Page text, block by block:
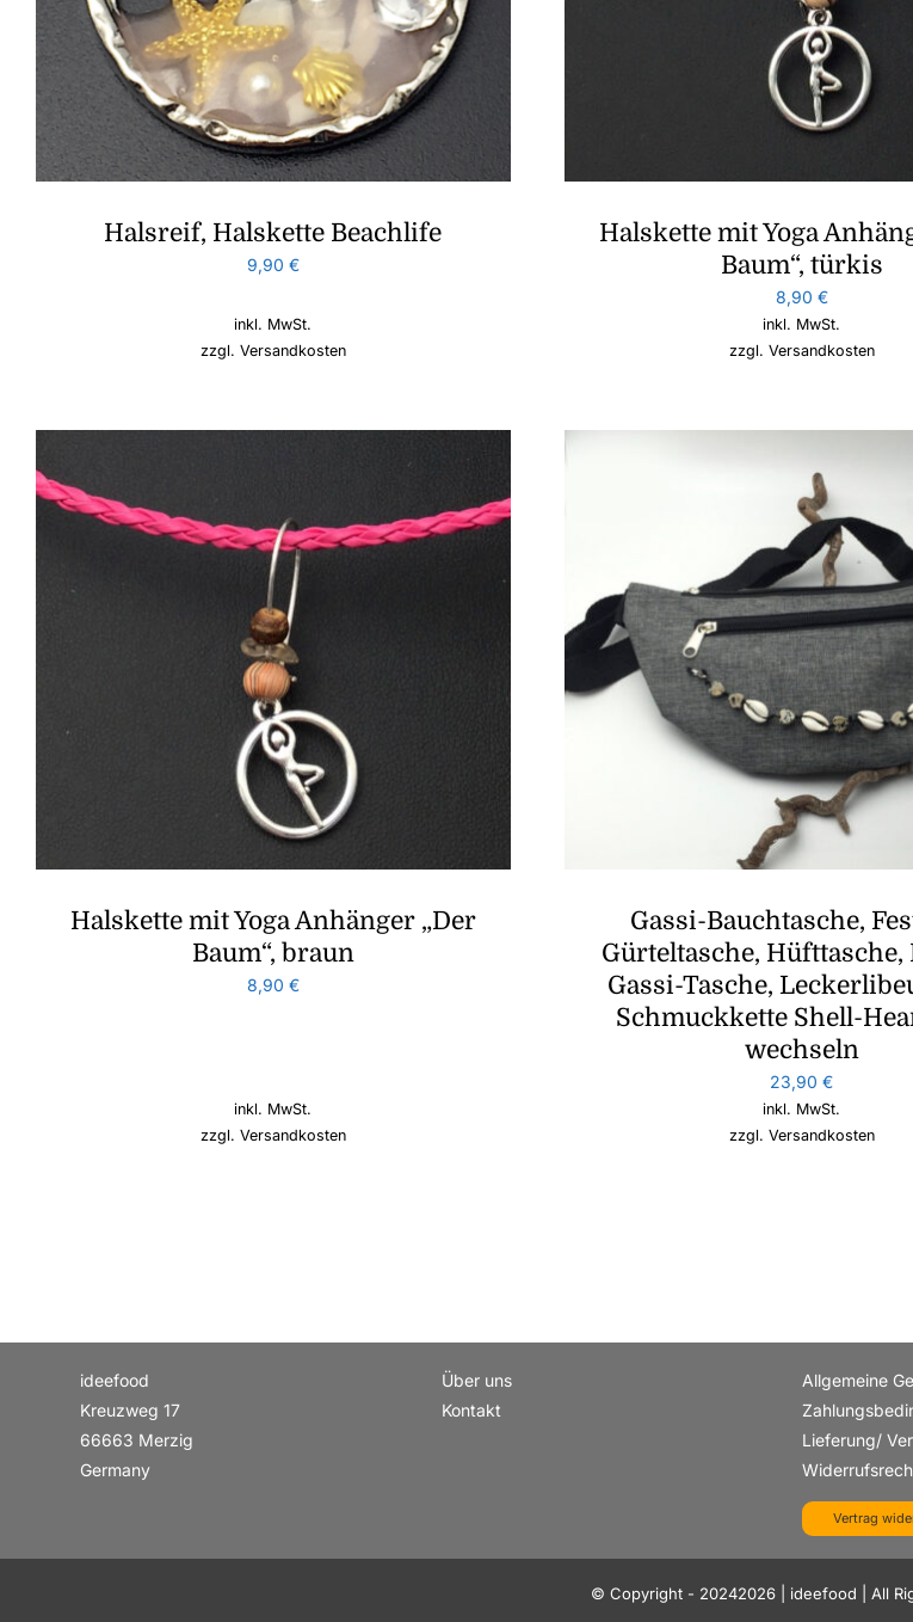
Halsreif, Halskette Beachlife
9,90 €
inkl. MwSt.
zzgl. Versandkosten
Halskette mit Yoga
Baum“, türkis
8,90 €
inkl. MwSt.
zzgl. Versandkosten
Halskette mit Yoga Anhänger „Der
Baum“, braun
8,90 €
inkl. MwSt.
zzgl. Versandkosten
Gassi-Bauchtasche,
Gürteltasche, Hüfttasche,
Gassi-Tasche,
Schmuckkette Shell-
wechseln
23,90€
inkl. MwSt.
zzgl. Versandkosten
ideefood
Kreuzweg 17
66663 Merzig
Germany
Über uns
Kontakt
Allgemeine
Lieferung/
Vertrag
© Copyright - 20242026 | ideefood | All